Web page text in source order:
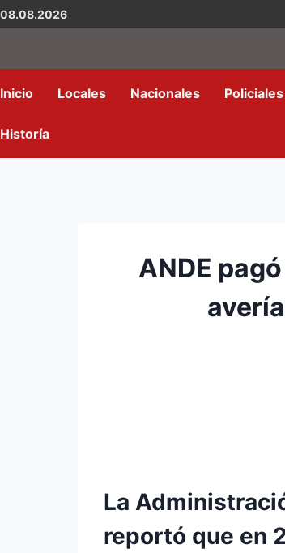
08.08.2026
Inicio Locales Nacionales Policiales
Historía
ANDE
La
reportó que en